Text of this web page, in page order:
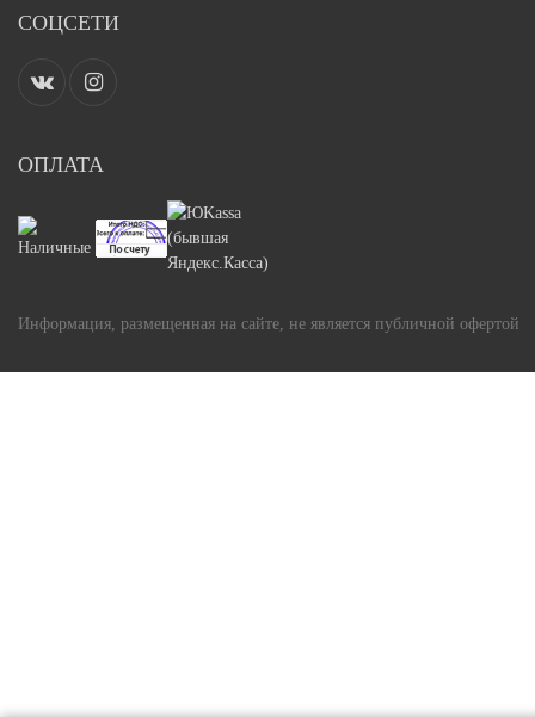
СОЦСЕТИ
ОПЛАТА
Информация, размещенная на сайте, не является публичной офертой